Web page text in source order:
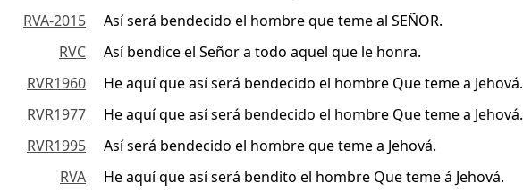
RVA-2015
Así será bendecido el hombre que teme al SEÑOR.
RVC
Así bendice el Señor a todo aquel que le honra.
RVR1960
He aquí que así será bendecido el hombre Que teme a Jehová.
RVR1977
He aquí que así será bendecido el hombre Que teme a Jehová.
RVR1995
Así será bendecido el hombre que teme a Jehová.
RVA
He aquí que así será bendito el hombre Que teme á Jehová.